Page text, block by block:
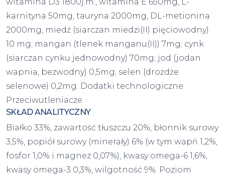
karnityna 50mg, tauryna 2000mg, DL-metionina
2000mg, miedź (siarczan miedzi(II) pięciowodny)
10 mg; mangan (tlenek manganu(II)) 7mg; cynk
(siarczan cynku jednowodny) 70mg; jod (jodan
wapnia, bezwodny) 0,5mg; selen (drożdże
selenowe) 0,2mg. Dodatki technologiczne:
Przeciwutleniacze.
SKŁAD ANALITYCZNY
Białko 33%, zawartość tłuszczu 20%, błonnik surowy
3,5%, popiół surowy (minerały) 6% (w tym wapń 1,2%,
fosfor 1,0% i magnez 0,07%), kwasy omega-6 1,6%,
kwasy omega-3 0,3%, wilgotność 9%. Poziom